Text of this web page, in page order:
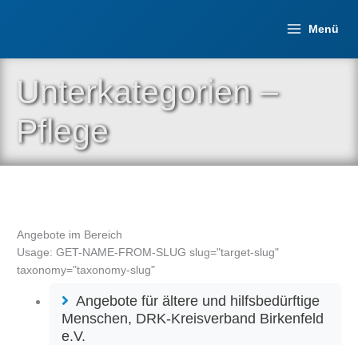
Menü
Unterkategorien –
Pflege
Angebote im Bereich
Usage: GET-NAME-FROM-SLUG slug="target-slug"
taxonomy="taxonomy-slug"
Angebote für ältere und hilfsbedürftige
Menschen, DRK-Kreisverband Birkenfeld
e.V.